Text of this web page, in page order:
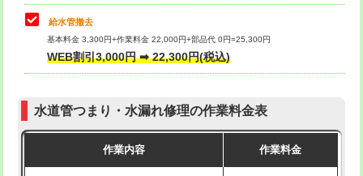
マス交換（深さ50㎝以上）
コンクリート斫り（厚さ10㎝まで）
モルタル補修（厚さ10㎝超え） 38,500円
その他部品の脱着
交換・取付（タンク）
式）)
式・ワンホール）)
給水管撤去
基本料金 3,300円+作業料金 22,000円+部品代 0円=25,300円
WEB割引3,000円 ➡ 22,300円(税込)
水道管つまり・水漏れ修理の作業料金表
作業内容 作業料金